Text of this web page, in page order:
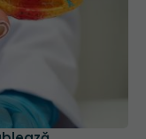
pancreatic